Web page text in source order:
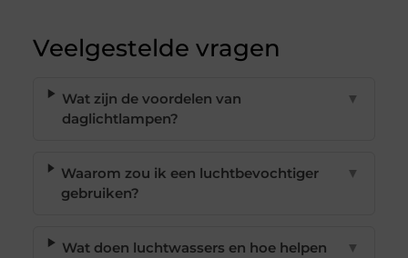
Veelgestelde vragen
Wat zijn de voordelen van
daglichtlampen?
▼
Waarom zou ik een luchtbevochtiger
gebruiken?
▼
Wat doen luchtwassers en hoe helpen
▼